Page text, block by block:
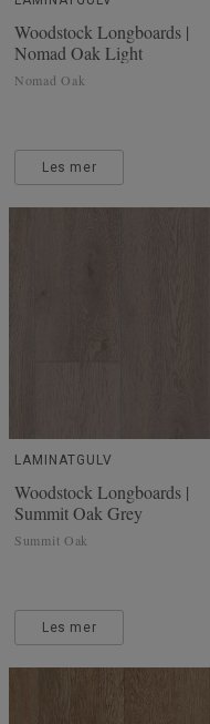
Woodstock Longboards |
Nomad Oak Light
Nomad Oak
Les mer
LAMINATGULV
Woodstock Longboards |
Summit Oak Grey
Summit Oak
Les mer